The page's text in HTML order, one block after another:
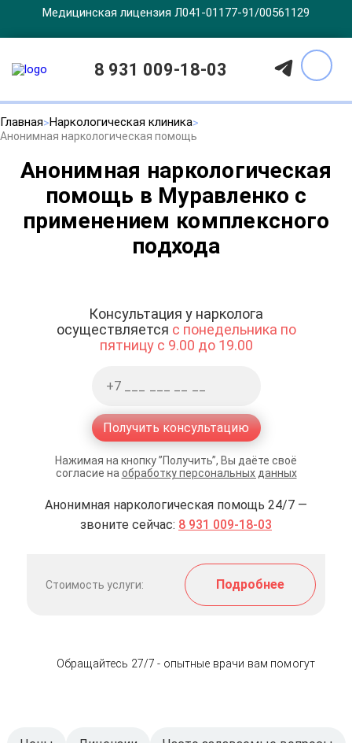
Медицинская лицензия Л041-01177-91/00561129
8 931 009-18-03
Главная Наркологическая клиника
Анонимная наркологическая помощь
Анонимная наркологическая
помощь в Муравленко с
применением комплексного
подхода
Консультация у нарколога
осуществляется с понедельника по
пятницу с 9.00 до 19.00
Получить консультацию
Нажимая на кнопку ”Получить”, Вы даёте своё
согласие на обработку персональных данных
Анонимная наркологическая помощь 24/7 —
звоните сейчас: 8 931 009-18-03
Стоимость услуги: Подробнее
Обращайтесь 27/7 - опытные врачи вам помогут